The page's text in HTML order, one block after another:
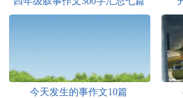
今天发生的事作文10篇